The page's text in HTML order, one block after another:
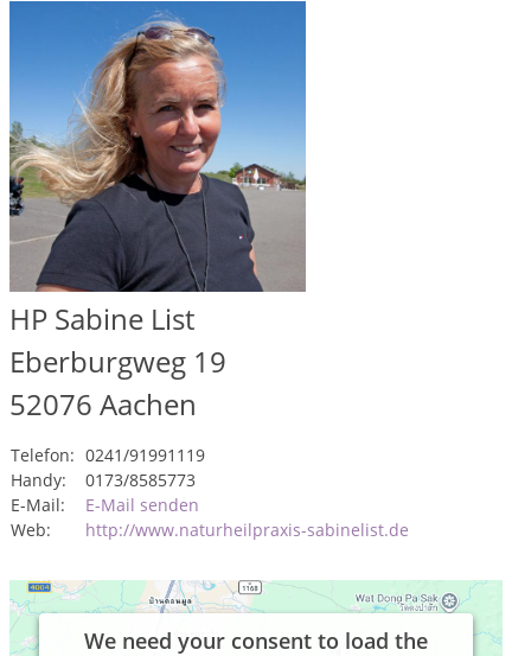
HP Sabine List
Eberburgweg 19
52076 Aachen
Telefon: 0241/91991119
Handy:
0173/8585773
E-Mail:
E-Mail senden
Web:
http://www.naturheilpraxis-sabinelist.de
We need your consent to load the